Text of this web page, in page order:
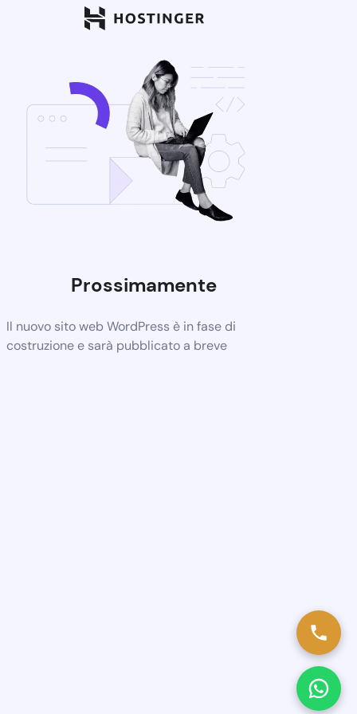
Prossimamente
Il nuovo sito web WordPress è in fase di
costruzione e sarà pubblicato a breve